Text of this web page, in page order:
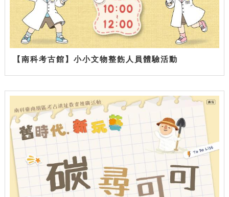
【南科考古館】小小文物整飭人員體驗活動